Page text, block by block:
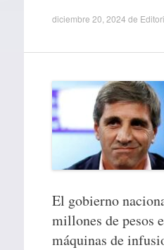
diciembre 20, 2024 de
El gobierno
millones de pesos
máquinas de